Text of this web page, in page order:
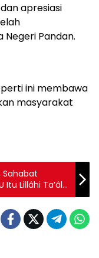
apresiasi
Negeri Pandan.
ini membawa
masyarakat
Sahabat
Itu Lillâhi Ta’âlâ